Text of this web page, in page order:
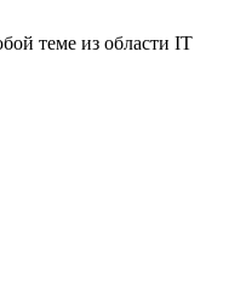
теме из области IT